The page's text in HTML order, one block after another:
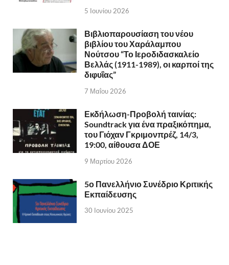
5 Ιουνίου 2026
Βιβλιοπαρουσίαση του νέου
βιβλίου του Χαράλαμπου
Νούτσου “Το Ιεροδιδασκαλείο
Βελλάς (1911-1989), οι καρποί της
διφυΐας”
7 Μαΐου 2026
Εκδήλωση-Προβολή ταινίας:
Soundtrack για ένα πραξικόπημα,
του Γιόχαν Γκριμονπρέζ, 14/3,
19:00, αίθουσα ΔΟΕ
9 Μαρτίου 2026
5ο Πανελλήνιο Συνέδριο Κριτικής
Εκπαίδευσης
30 Ιουνίου 2025